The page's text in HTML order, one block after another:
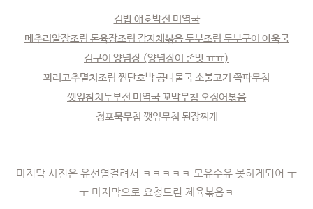
김밥 애호박전 미역국
메추리알장조림 돈육장조림 감자채볶음 두부조림 두부구이 아욱국
김구이 양념장 (양념장이 존맛 ㅠㅠ)
꽈리고추멸치조림 찐단호박 콩나물국 소불고기 쪽파무침
깻잎참치두부전 미역국 꼬막무침 오징어볶음
청포묵무침 깻잎무침 된장찌개
마지막 사진은 유선염걸려서 ㅋㅋㅋㅋㅋ 모유수유 못하게되어 ㅜ
ㅜ 마지막으로 요청드린 제육볶음ㅋ